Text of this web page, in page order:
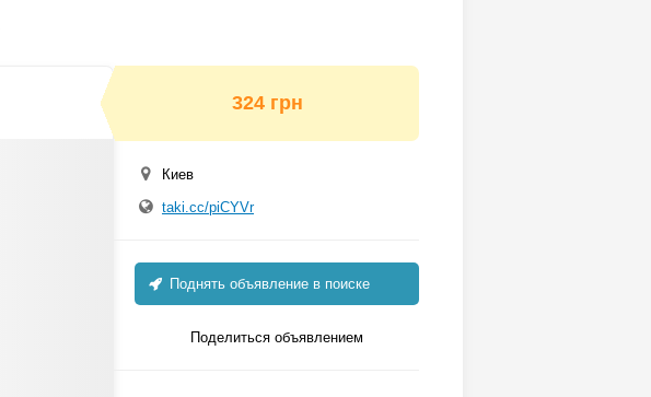
324 грн
Киев
taki.cc/piCYVr
Поднять объявление в поиске
Поделиться объявлением